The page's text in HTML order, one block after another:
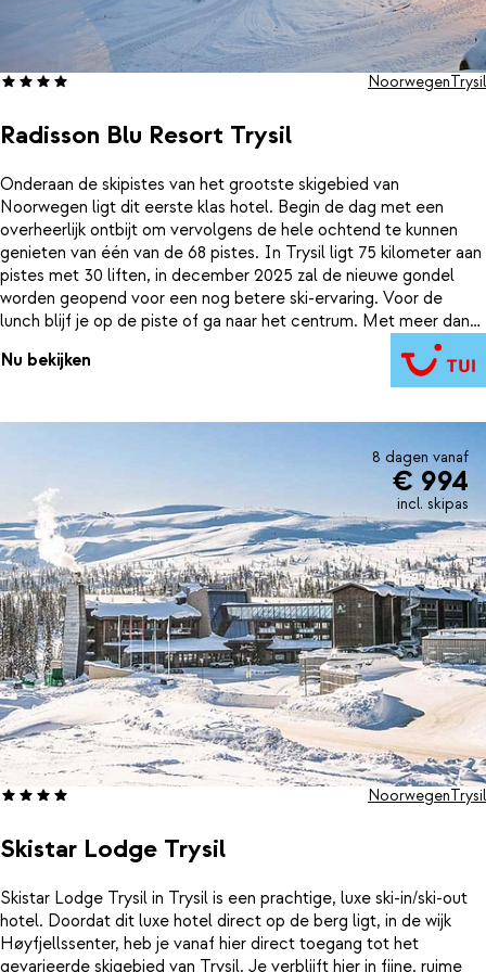
Radisson Blu Resort Trysil
NoorwegenTrysil
Onderaan de skipistes van het grootste skigebied van
Noorwegen ligt dit eerste klas hotel. Begin de dag met een
overheerlijk ontbijt om vervolgens de hele ochtend te kunnen
genieten van één van de 68 pistes. In Trysil ligt 75 kilometer aan
pistes met 30 liften, in december 2025 zal de nieuwe gondel
worden geopend voor een nog betere ski-ervaring. Voor de
lunch blijf je op de piste of ga naar het centrum. Met meer dan
25 eetgelegenheden is er voor ieder wat wils. Maak in de middag
nog een paar afdalingen of leef je uit in het sneeuwpark. 's
Avonds geniet je van een heerlijke maaltijd in het hotel of
Nu bekijken
8 dagen vanaf
€ 994
incl. skipas
Skistar Lodge Trysil
NoorwegenTrysil
Skistar Lodge Trysil in Trysil is een prachtige, luxe ski-in/ski-out
hotel. Doordat dit luxe hotel direct op de berg ligt, in de wijk
Høyfjellssenter, heb je vanaf hier direct toegang tot het
gevarieerde skigebied van Trysil. Je verblijft hier in fijne, ruime